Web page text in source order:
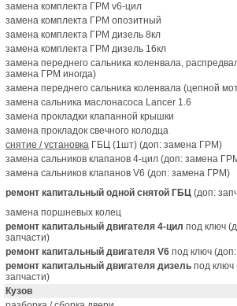
замена комплекта ГРМ v6-цил
замена комплекта ГРМ опозитный
замена комплекта ГРМ дизель 8кл
замена комплекта ГРМ дизель 16кл
замена переднего сальника коленвала,
замена ГРМ иногда)
замена переднего сальника коленвала (цепной
замена сальника маслонасоса Lancer 1.6
замена прокладки клапанной крышки
замена прокладок свечного колодца
снятие / установка ГБЦ (1шт) (доп: замена ГРМ)
замена сальников клапанов 4-цил (доп: замена
замена сальников клапанов V6 (доп: замена ГРМ)
ремонт капитальный одной снятой ГБЦ (доп:
замена поршневых колец
ремонт капитальный двигателя 4-цил под ключ
запчасти)
ремонт капитальный двигателя V6 под ключ
ремонт капитальный двигателя дизель под ключ
запчасти)
Кузов